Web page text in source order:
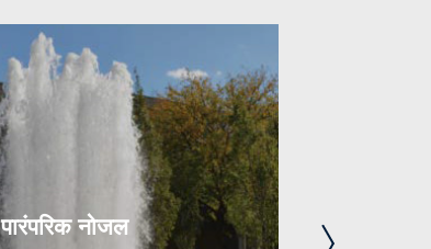
पारंपरिक नोजल